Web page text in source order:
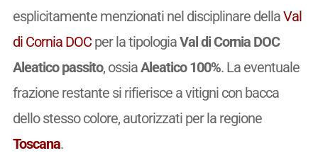
esplicitamente menzionati nel disciplinare dellaVal
di Cornia DOCper la tipologiaVal di Cornia DOC
Aleatico passito, ossiaAleatico 100%. La eventuale
frazione restante si rifierisce a vitigni con bacca
dello stesso colore, autorizzati per la regione
Toscana.